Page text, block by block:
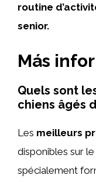
routine
senior.
Más
Quels sont
chiens âgés
Les meilleurs
disponibles sur
spécialement